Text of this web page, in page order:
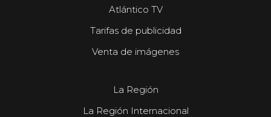
Atlántico TV
Tarifas de publicidad
Venta de imágenes
La Región
La Región Internacional